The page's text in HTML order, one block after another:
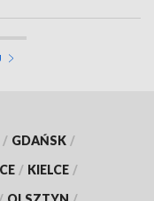
/ GDAŃSK /
/ KIELCE /